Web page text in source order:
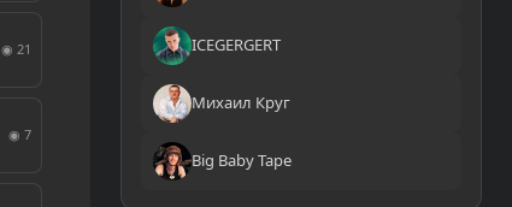
ICEGERGERT
Михаил Круг
Big Baby Tape
◉ 21
◉ 7